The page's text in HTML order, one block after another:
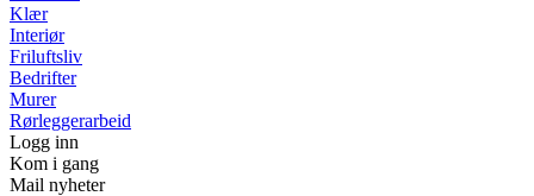
Klær
Interiør
Friluftsliv
Bedrifter
Murer
Rørleggerarbeid
Logg inn
Kom i gang
Mail nyheter